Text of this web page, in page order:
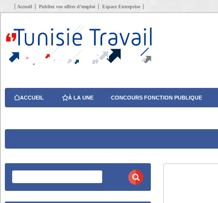
Accueil Publiez vos offres d’emploi Espace Entreprise
ACCUEIL À LA UNE CONCOURS FONCTION PUBLIQUE